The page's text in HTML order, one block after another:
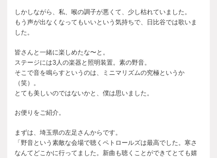
しかしながら、私、喉の調子が悪くて、少し枯れていました。
もう声が出なくなってもいいという気持ちで、日比谷では歌いま
した。
皆さんと一緒に楽しめたな〜と。
ステージには3人の楽器と照明装置。素の野音。
そこで音を鳴らすというのは、ミニマリズムの究極というか
（笑）。
とても美しいのではないかと、僕は思いました。
お便りをご紹介。
まずは、埼玉県の左足さんからです。
「野音という素敵な会場で聴くペトロールズは最高でした。寒さ
なんてどこかに行ってました。新曲も聴くことができてとても嬉